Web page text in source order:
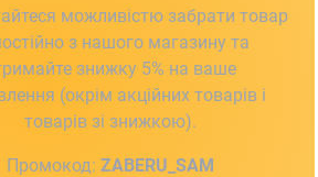
можливістю забрати товар
з нашого магазину та
знижку 5% на ваше
(окрім акційних товарів і
товарів зі знижкою).
Промокод: ZABERU_SAM